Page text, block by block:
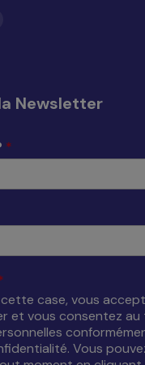
:
Newsletter
*
case, vous
et vous consentez
Vous